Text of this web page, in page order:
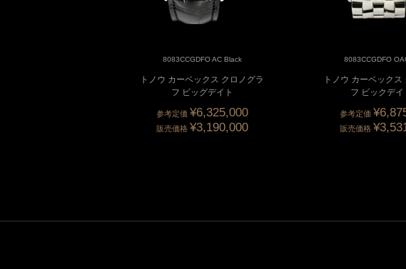
8083CCGDFO AC Black
トノウ カーベックス クロノグラ
フ ビッグデイト
参考定価 ¥6,325,000
販売価格 ¥3,190,000
8083CCGDFO
トノウ カーベックス
フ ビックデ
参考定価
販売価格